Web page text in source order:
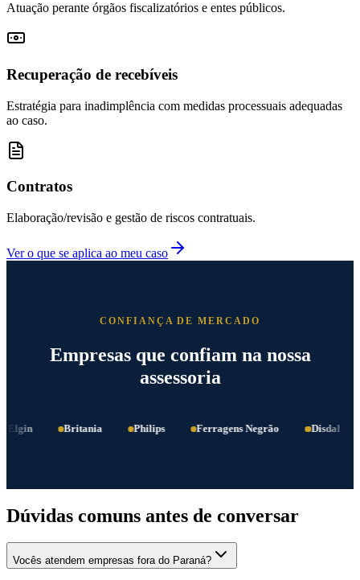
Atuação perante órgãos fiscalizatórios e entes públicos.
Recuperação de recebíveis
Estratégia para inadimplência com medidas processuais adequadas
ao caso.
Contratos
Elaboração/revisão e gestão de riscos contratuais.
Ver o que se aplica ao meu caso
CONFIANÇA DE MERCADO
Empresas que confiam na nossa
assessoria
Britania Philips Ferragens Negrão Disdal
Dúvidas comuns antes de conversar
Vocês atendem empresas fora do Paraná?